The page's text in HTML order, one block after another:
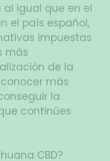
al igual que en el
el país español,
impuestas
más
de la
más
la
continúes
CBD?